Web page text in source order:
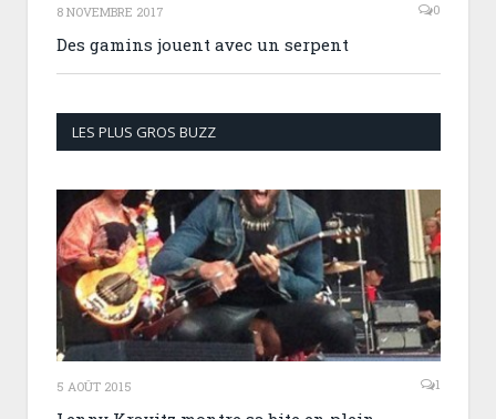
8 NOVEMBRE 2017 0
Des gamins jouent avec un serpent
LES PLUS GROS BUZZ
5 AOÛT 2015 1